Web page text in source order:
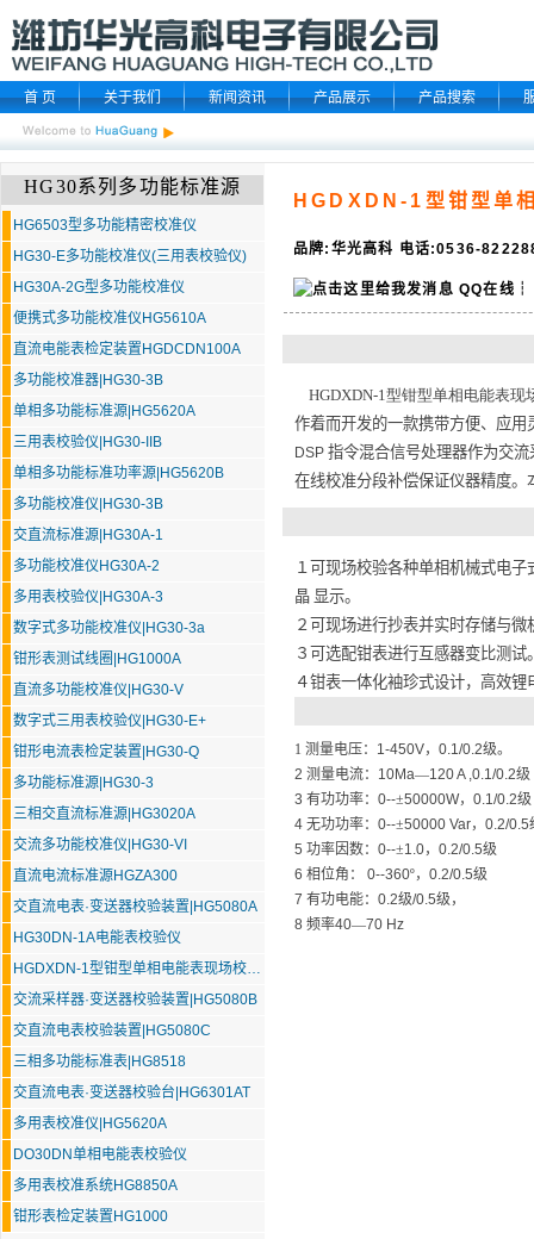
首 页 关于我们 新闻资讯 产品展示 产品搜索
HG30系列多功能标准源
HG6503型多功能精密校准仪
HG30-E多功能校准仪(三用表校验仪)
HG30A-2G型多功能校准仪
便携式多功能校准仪HG5610A
直流电能表检定装置HGDCDN100A
多功能校准器|HG30-3B
单相多功能标准源|HG5620A
三用表校验仪|HG30-IIB
单相多功能标准功率源|HG5620B
多功能校准仪|HG30-3B
交直流标准源|HG30A-1
多功能校准仪HG30A-2
多用表校验仪|HG30A-3
数字式多功能校准仪|HG30-3a
钳形表测试线圈|HG1000A
直流多功能校准仪|HG30-V
数字式三用表校验仪|HG30-E+
钳形电流表检定装置|HG30-Q
多功能标准源|HG30-3
三相交直流标准源|HG3020A
交流多功能校准仪|HG30-VI
直流电流标准源HGZA300
交直流电表·变送器校验装置|HG5080A
HG30DN-1A电能表校验仪
HGDXDN-1型钳型单相电能表现场校验仪
交流采样器·变送器校验装置|HG5080B
交直流电表校验装置|HG5080C
三相多功能标准表|HG8518
交直流电表·变送器校验台|HG6301AT
多用表校准仪|HG5620A
DO30DN单相电能表校验仪
多用表校准系统HG8850A
钳形表检定装置HG1000
HGDXDN-1型钳型单
品牌:华光高科 电话:0536-
QQ在线
HGDXDN-1型钳型单相电能表现
作着而开发的一款携带方便、应
DSP 指令混合信号处理器作为交
在线校准分段补偿保证仪器精度
１可现场校验各种单相机械式电
晶 显示。
２可现场进行抄表并实时存储与微
３可选配钳表进行互感器变比测试
４钳表一体化袖珍式设计，高效
1 测量电压： 1-450V， 0.1/0.2级。
2 测量电流： 10Ma—120 A ,0.1/0.2级
3 有功功率： 0--±50000W， 0.1/0.2级
4 无功功率： 0--±50000 Var， 0.2/0.5
5 功率因数： 0--±1.0， 0.2/0.5级
6 相位角： 0--360º， 0.2/0.5级
7 有功电能： 0.2级/0.5级，
8 频率40—70 Hz